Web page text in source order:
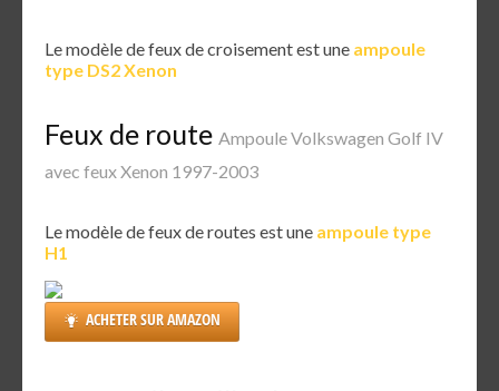
Le modèle de feux de croisement est une ampoule
type DS2 Xenon
Feux de route Ampoule Volkswagen Golf IV
avec feux Xenon 1997-2003
Le modèle de feux de routes est une ampoule type
H1
ACHETER SUR AMAZON